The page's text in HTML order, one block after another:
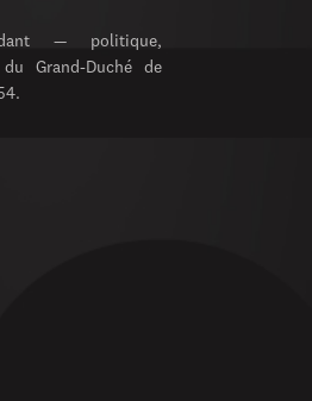
— politique,
Grand-Duché de